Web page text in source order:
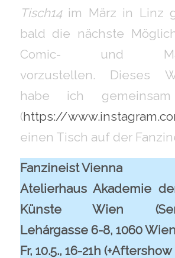
Tisch14im März in Linz
bald die nächste
Comic- und
vorzustellen. Dieses
habe ich
(https://
einen Tisch auf der
Fanzineist Vienna
Atelierhaus Akademie
Künste Wien
Lehárgasse 6-8, 1060 Wien
Fr, 10.5., 16-21h